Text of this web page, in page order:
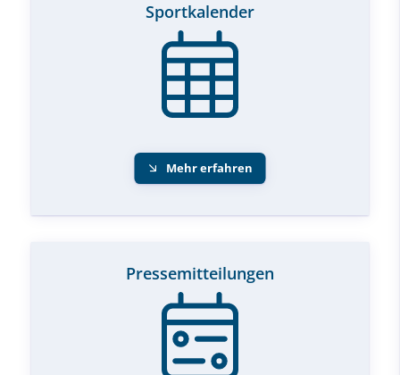
Sportkalender
Mehr erfahren
Pressemitteilungen